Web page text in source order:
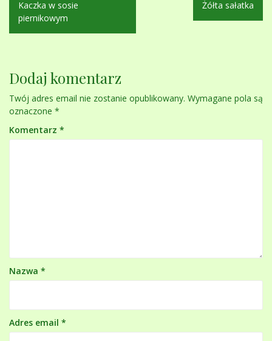
wpisu
Kaczka w sosie
piernikowym
Żółta sałatka
Dodaj komentarz
Twój adres email nie zostanie opublikowany. Wymagane pola są
oznaczone *
Komentarz *
Nazwa *
Adres email *